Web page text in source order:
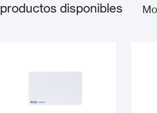
productos disponibles